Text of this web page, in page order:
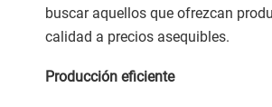
buscar aquellos que ofrezcan
calidad a precios asequibles.
Producción eficiente